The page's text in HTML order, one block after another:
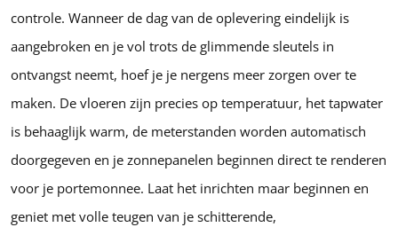
controle. Wanneer de dag van de oplevering eindelijk is
aangebroken en je vol trots de glimmende sleutels in
ontvangst neemt, hoef je je nergens meer zorgen over te
maken. De vloeren zijn precies op temperatuur, het tapwater
is behaaglijk warm, de meterstanden worden automatisch
doorgegeven en je zonnepanelen beginnen direct te renderen
voor je portemonnee. Laat het inrichten maar beginnen en
geniet met volle teugen van je schitterende,